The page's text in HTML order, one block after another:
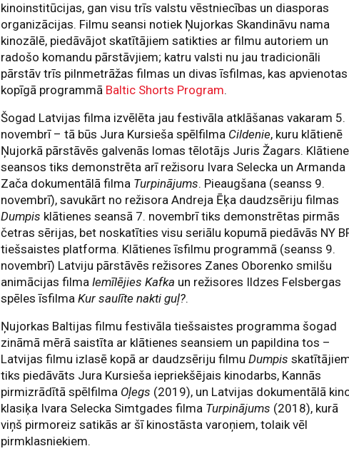
kinoinstitūcijas, gan visu trīs valstu vēstniecības un diasporas
organizācijas. Filmu seansi notiek Ņujorkas Skandināvu nama
kinozālē, piedāvājot skatītājiem satikties ar filmu autoriem un
radošo komandu pārstāvjiem; katru valsti nu jau tradicionāli
pārstāv trīs pilnmetrāžas filmas un divas īsfilmas, kas apvienotas
kopīgā programmā Baltic Shorts Program.
Šogad Latvijas filma izvēlēta jau festivāla atklāšanas vakaram 5.
novembrī – tā būs Jura Kursieša spēlfilma Cildenie, kuru klātienē
Ņujorkā pārstāvēs galvenās lomas tēlotājs Juris Žagars.
seansos tiks demonstrēta arī režisoru Ivara Selecka un Armanda
Zača dokumentālā filma Turpinājums. Pieaugšana (seanss 9.
novembrī), savukārt no režisora Andreja Ēķa daudzsēriju filmas
Dumpis klātienes seansā 7. novembrī tiks demonstrētas pirmās
četras sērijas, bet noskatīties visu seriālu kopumā piedāvās NY
tiešsaistes platforma. Klātienes īsfilmu programmā (seanss 9.
novembrī) Latviju pārstāvēs režisores Zanes Oborenko smilšu
animācijas filmaIemīlējies Kafka un režisores Ildzes Felsbergas
spēles īsfilmaKur saulīte nakti guļ?.
Ņujorkas Baltijas filmu festivāla tiešsaistes programma šogad
zināmā mērā saistīta ar klātienes seansiem un papildina tos –
Latvijas filmu izlasē kopā ar daudzsēriju filmuDumpis
tiks piedāvāts Jura Kursieša iepriekšējais kinodarbs, Kannās
pirmizrādītā spēlfilma Oļegs (2019), un Latvijas dokumentālā
klasiķa Ivara Selecka Simtgades filma Turpinājums (2018), kurā
viņš pirmoreiz satikās ar šī kinostāsta varoņiem, tolaik vēl
pirmklasniekiem.